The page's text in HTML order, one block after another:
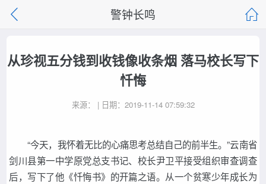
警钟长鸣
从珍视五分钱到收钱像收条烟 落马校长写下
忏悔
来源： | 日期：2019-11-14 07:59:32
“今天，我怀着无比的心痛思考总结自己的前半生。”云南省
剑川县第一中学原党总支书记、校长尹卫平接受组织审查调查
后，写下了他《忏悔书》的开篇之语。从一个贫寒少年成长为